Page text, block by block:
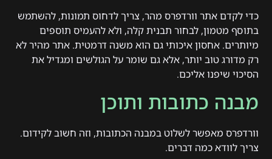
כדי לקדם אתר וורדפרס מהר, צריך לדחוס תמונות, להשתמש
בתוסף מטמון, לבחור תבנית קלה, ולא להעמיס תוספים
מיותרים. אחסון איכותי גם הוא משנה דרמטית. אתר מהיר לא
רק מדורג טוב יותר, אלא גם שומר על הגולשים ומגדיל את
הסיכוי שיפנו אליכם.
מבנה כתובות ותוכן
וורדפרס מאפשר לשלוט במבנה הכתובות, וזה חשוב לקידום.
צריך לוודא כמה דברים.